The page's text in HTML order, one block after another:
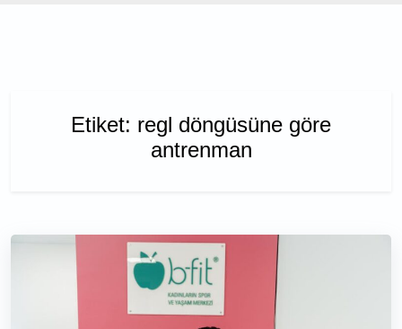
Etiket: regl döngüsüne göre
antrenman